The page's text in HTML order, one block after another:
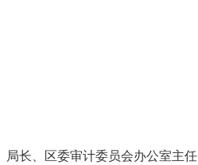
长、区委审计委员会办公室主任